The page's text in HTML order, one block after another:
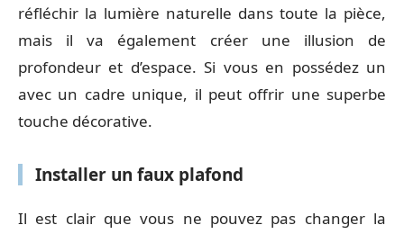
réfléchir la lumière naturelle dans toute la pièce,
mais il va également créer une illusion de
profondeur et d’espace. Si vous en possédez un
avec un cadre unique, il peut offrir une superbe
touche décorative.
Installer un faux plafond
Il est clair que vous ne pouvez pas changer la